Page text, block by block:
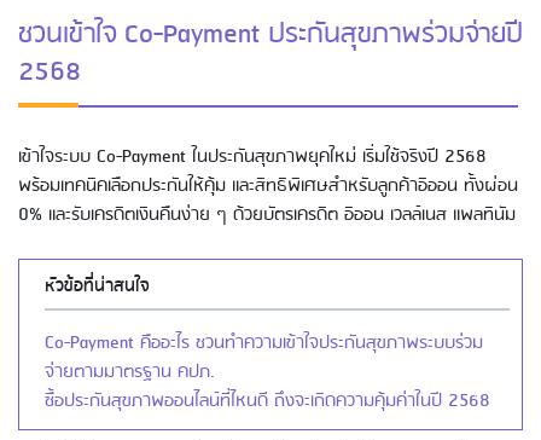
ชวนเข้าใจ Co-Payment ประกันสุขภาพร่วมจ่ายปี
2568
เข้าใจระบบ Co-Payment ในประกันสุขภาพยุคใหม่ เริ่มใช้จริงปี 2568
พร้อมเทคนิคเลือกประกันให้คุ้ม และสิทธิพิเศษสำหรับลูกค้าอิออน ทั้งผ่อน
0% และรับเครดิตเงินคืนง่าย ๆ ด้วยบัตรเครดิต อิออน เวลล์เนส แพลทินัม
หัวข้อที่น่าสนใจ
Co-Payment คืออะไร ชวนทำความเข้าใจประกันสุขภาพระบบร่วม
จ่ายตามมาตรฐาน คปภ.
ซื้อประกันสุขภาพออนไลน์ที่ไหนดี ถึงจะเกิดความคุ้มค่าในปี 2568